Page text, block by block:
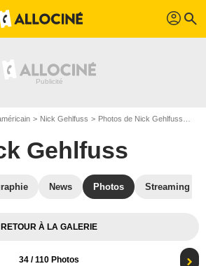
profil search
Nick Gehlfuss Photos de Nick Gehlfuss
Gehlfuss
News Photos Streaming
RETOUR À LA GALERIE
34 / 110 Photos